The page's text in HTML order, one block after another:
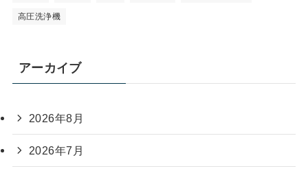
高圧洗浄機
アーカイブ
2026年8月
2026年7月